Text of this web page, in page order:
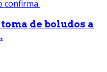
de boludos a